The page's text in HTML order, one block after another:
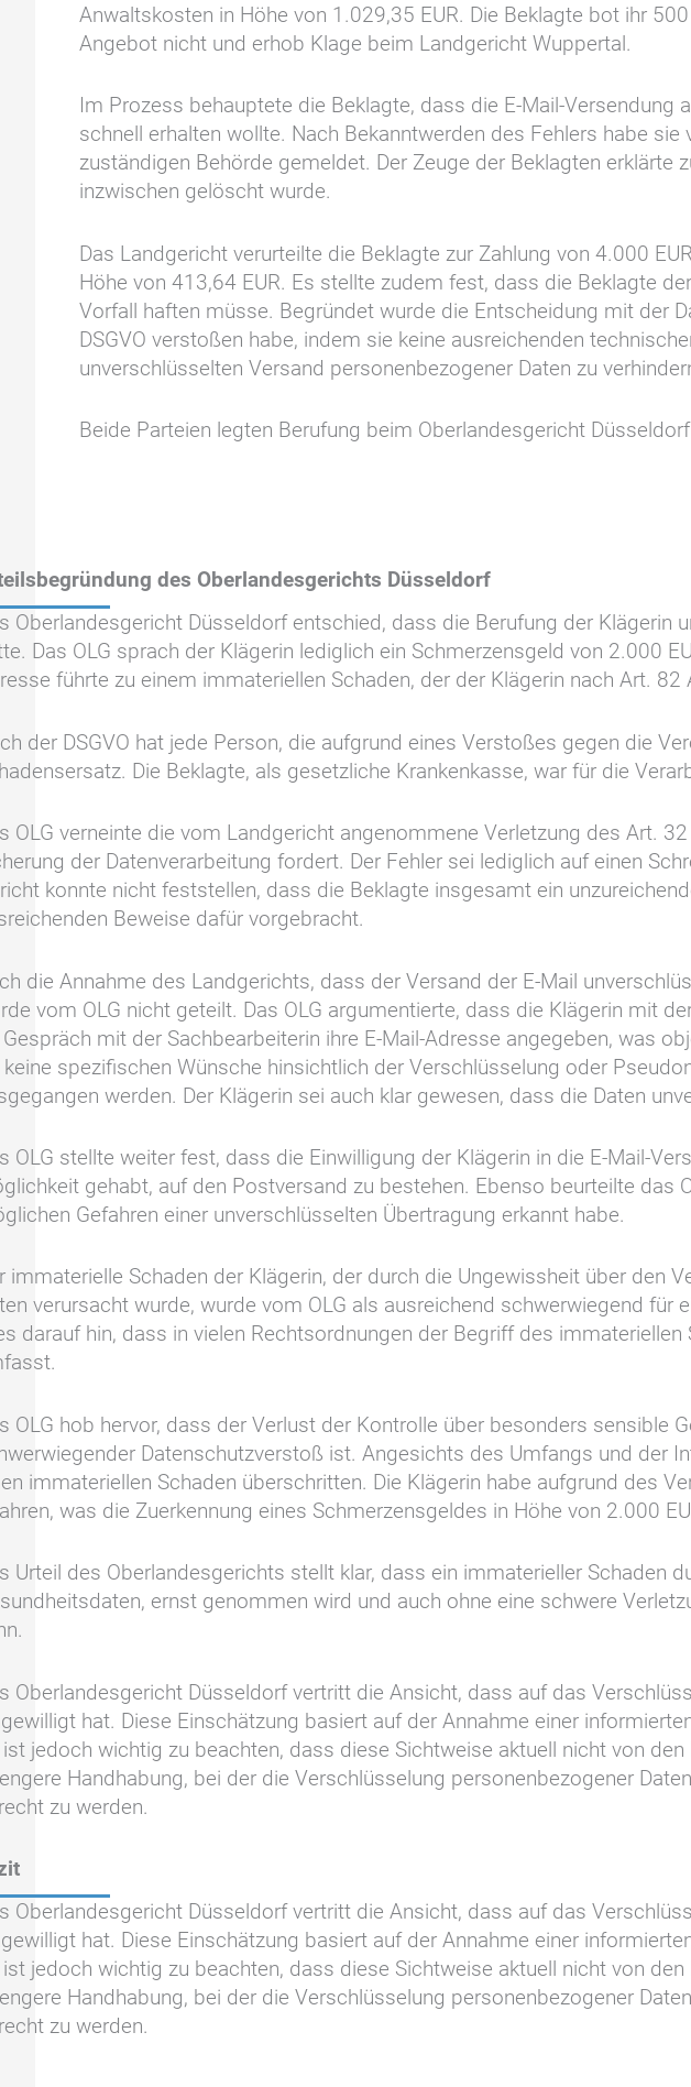
Anwaltskosten in Höhe von 1.029,35 EUR. Die Beklagte bot ihr
Angebot nicht und erhob Klage beim Landgericht Wuppertal.
Im Prozess behauptete die Beklagte, dass die E-Mail-
schnell erhalten wollte. Nach Bekanntwerden des Fehlers habe
zuständigen Behörde gemeldet. Der Zeuge der Beklagten erklärte
inzwischen gelöscht wurde.
Das Landgericht verurteilte die Beklagte zur Zahlung von 4.000
Höhe von 413,64 EUR. Es stellte zudem fest, dass die Beklagte
Vorfall haften müsse. Begründet wurde die Entscheidung mit der
DSGVO verstoßen habe, indem sie keine ausreichenden
unverschlüsselten Versand personenbezogener Daten zu
Beide Parteien legten Berufung beim Oberlandesgericht
des Oberlandesgerichts Düsseldorf
Oberlandesgericht Düsseldorf entschied, dass die Berufung der Klägerin
Das OLG sprach der Klägerin lediglich ein Schmerzensgeld von 2.000
führte zu einem immateriellen Schaden, der der Klägerin nach Art.
der DSGVO hat jede Person, die aufgrund eines Verstoßes gegen die
Die Beklagte, als gesetzliche Krankenkasse, war für die
OLG verneinte die vom Landgericht angenommene Verletzung des Art.
der Datenverarbeitung fordert. Der Fehler sei lediglich auf einen
konnte nicht feststellen, dass die Beklagte insgesamt ein
Beweise dafür vorgebracht.
die Annahme des Landgerichts, dass der Versand der E-Mail
vom OLG nicht geteilt. Das OLG argumentierte, dass die Klägerin mit
mit der Sachbearbeiterin ihre E-Mail-Adresse angegeben, was
keine spezifischen Wünsche hinsichtlich der Verschlüsselung oder
werden. Der Klägerin sei auch klar gewesen, dass die Daten
OLG stellte weiter fest, dass die Einwilligung der Klägerin in die E-Mail-
gehabt, auf den Postversand zu bestehen. Ebenso beurteilte das
Gefahren einer unverschlüsselten Übertragung erkannt habe.
immaterielle Schaden der Klägerin, der durch die Ungewissheit über den
verursacht wurde, wurde vom OLG als ausreichend schwerwiegend für
darauf hin, dass in vielen Rechtsordnungen der Begriff des
OLG hob hervor, dass der Verlust der Kontrolle über besonders sensible
Datenschutzverstoß ist. Angesichts des Umfangs und der
immateriellen Schaden überschritten. Die Klägerin habe aufgrund des
was die Zuerkennung eines Schmerzensgeldes in Höhe von 2.000
Urteil des Oberlandesgerichts stellt klar, dass ein immaterieller Schaden
ernst genommen wird und auch ohne eine schwere
Oberlandesgericht Düsseldorf vertritt die Ansicht, dass auf das
hat. Diese Einschätzung basiert auf der Annahme einer
jedoch wichtig zu beachten, dass diese Sichtweise aktuell nicht von
Handhabung, bei der die Verschlüsselung personenbezogener
zu werden.
Oberlandesgericht Düsseldorf vertritt die Ansicht, dass auf das
hat. Diese Einschätzung basiert auf der Annahme einer
jedoch wichtig zu beachten, dass diese Sichtweise aktuell nicht von
Handhabung, bei der die Verschlüsselung personenbezogener
zu werden.